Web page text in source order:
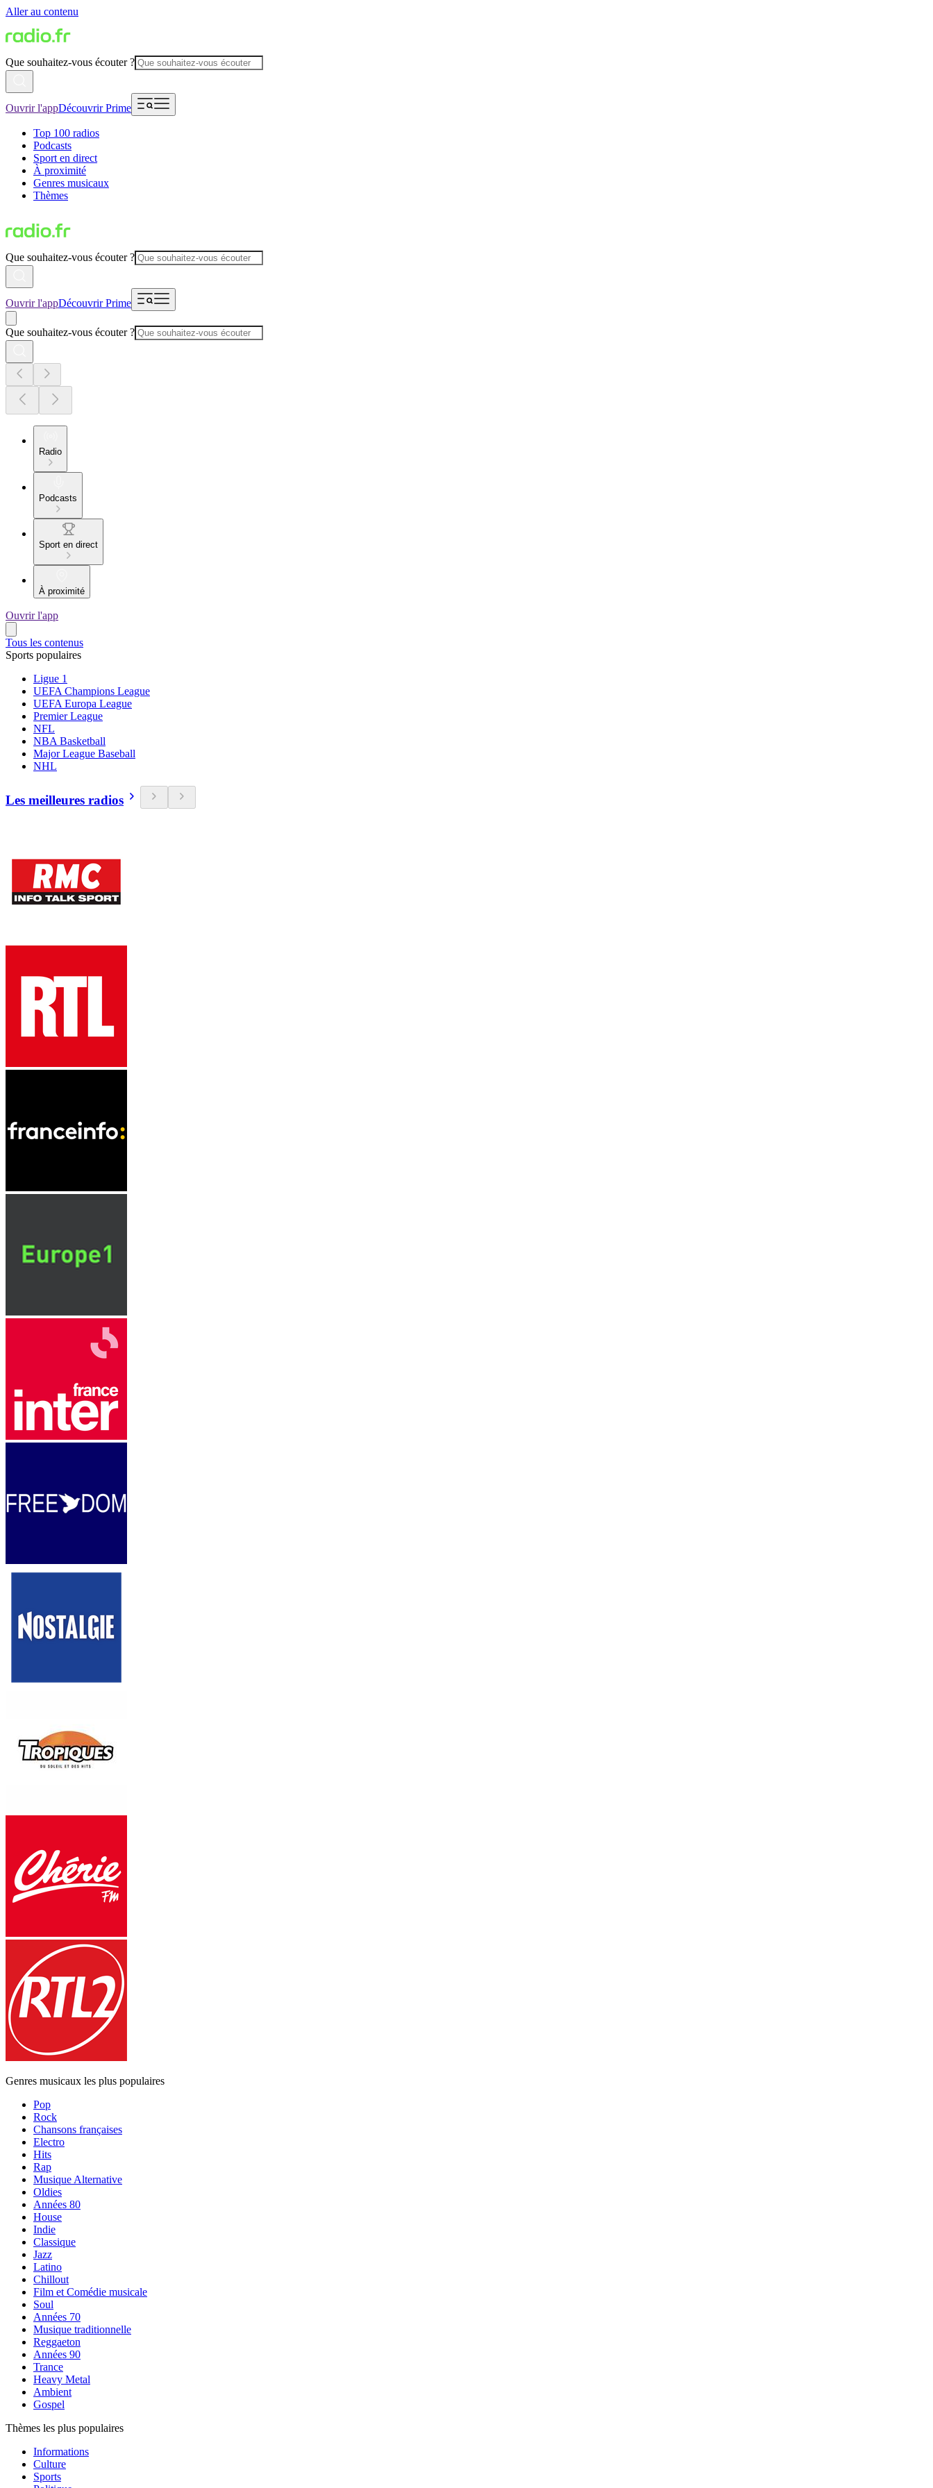
Aller au contenu
Que souhaitez-vous écouter ?
Ouvrir l'appDécouvrir Prime
Top 100 radios
Podcasts
Sport en direct
À proximité
Genres musicaux
Thèmes
Que souhaitez-vous écouter ?
Ouvrir l'appDécouvrir Prime
Que souhaitez-vous écouter ?
Radio
Podcasts
Sport en direct
À proximité
Ouvrir l'app
Tous les contenus
Sports populaires
Ligue 1
UEFA Champions League
UEFA Europa League
Premier League
NFL
NBA Basketball
Major League Baseball
NHL
Les meilleures radios
Genres musicaux les plus populaires
Pop
Rock
Chansons françaises
Electro
Hits
Rap
Musique Alternative
Oldies
Années 80
House
Indie
Classique
Jazz
Latino
Chillout
Film et Comédie musicale
Soul
Années 70
Musique traditionnelle
Reggaeton
Années 90
Trance
Heavy Metal
Ambient
Gospel
Thèmes les plus populaires
Informations
Culture
Sports